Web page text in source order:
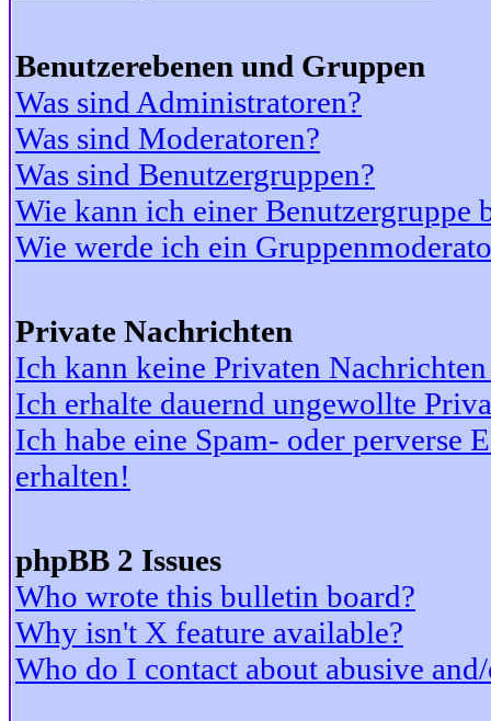
Benutzerebenen und Gruppen
Was sind Administratoren?
Was sind Moderatoren?
Was sind Benutzergruppen?
Wie kann ich einer Benutzergruppe
Wie werde ich ein
Private Nachrichten
Ich kann keine Privaten
Ich erhalte dauernd ungewollte
Ich habe eine Spam- oder perverse
erhalten!
phpBB 2 Issues
Who wrote this bulletin board?
Why isn't X feature available?
Who do I contact about abusive